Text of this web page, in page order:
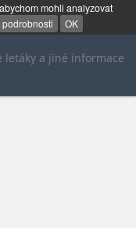
mohli analyzovat
OK
letáky a jiné informace